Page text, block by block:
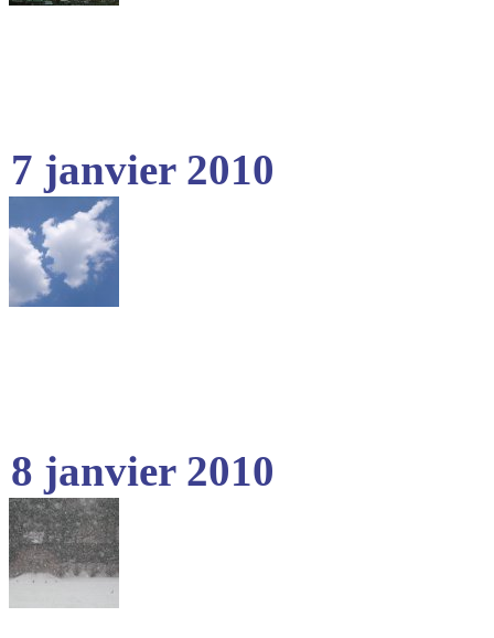
7 janvier 2010
8 janvier 2010